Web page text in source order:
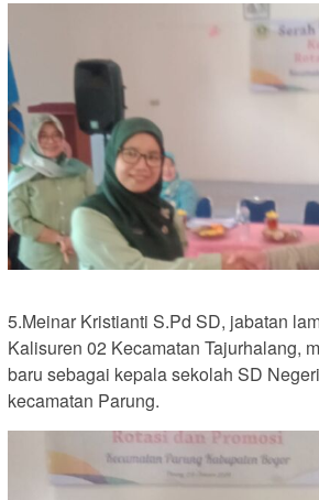
5.Meinar Kristianti S.Pd SD, jabatan
Kalisuren 02 Kecamatan Tajurhalang,
baru sebagai kepala sekolah SD
kecamatan Parung.